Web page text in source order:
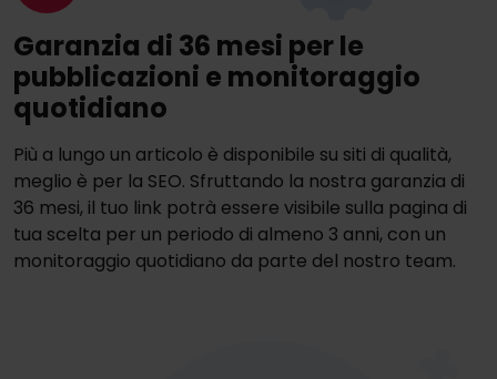
Garanzia di 36 mesi per le
pubblicazioni e monitoraggio
quotidiano
Più a lungo un articolo è disponibile su siti di qualità,
meglio è per la SEO. Sfruttando la nostra garanzia di
36 mesi, il tuo link potrà essere visibile sulla pagina di
tua scelta per un periodo di almeno 3 anni, con un
monitoraggio quotidiano da parte del nostro team.